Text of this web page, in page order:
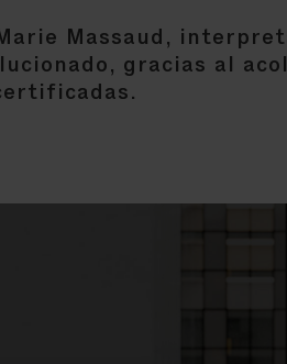
Massaud,
gracias al